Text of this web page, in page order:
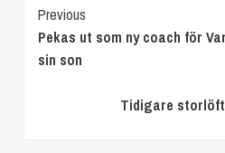
Continue
Reading
Previous
Pekas ut som ny coach för
sin son
Tidigare